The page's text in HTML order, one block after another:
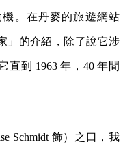
。在丹麥的旅遊網站
」的介紹，除了說它涉
直到 1963 年，40 年間
Schmidt 飾）之口，我